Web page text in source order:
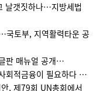
날갯짓하나…지방세법
국토부, 지역활력타운 공
판 매뉴얼 공개…
회적금융이 필요하다 …
, 제79회 UN총회에서